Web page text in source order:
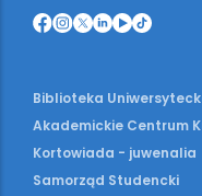
Biblioteka
Akademickie Centrum
Kortowiada - juwenalia
Samorząd Studencki